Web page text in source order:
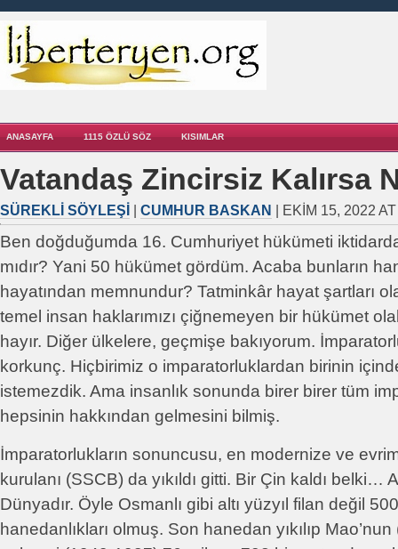
ANASAYFA 1115 ÖZLÜ SÖZ KISIMLAR
Vatandaş Zincirsiz Kalırsa
SÜREKLI SÖYLEŞI CUMHUR BASKAN | EKIM 15, 2022
Ben doğduğumda 16. Cumhuriyet hükümeti
mıdır? Yani 50 hükümet gördüm. Acaba bunların
hayatından memnundur? Tatminkâr hayat şartları
temel insan haklarımızı çiğnemeyen bir hükümet
hayır. Diğer ülkelere, geçmişe bakıyorum.
korkunç. Hiçbirimiz o imparatorluklardan birinin
istemezdik. Ama insanlık sonunda birer birer tüm
hepsinin hakkından gelmesini bilmiş.
İmparatorlukların sonuncusu, en modernize ve
kurulanı (SSCB) da yıkıldı gitti. Bir Çin kaldı belki…
Dünyadır. Öyle Osmanlı gibi altı yüzyıl filan değil
hanedanlıkları olmuş. Son hanedan yıkılıp